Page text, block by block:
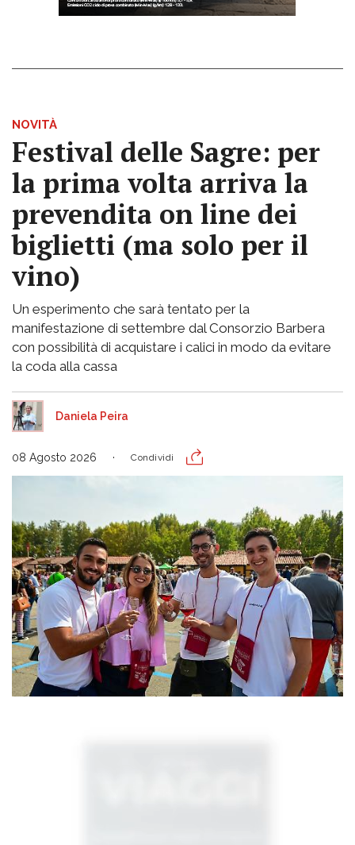
NOVITÀ
Festival delle Sagre: per
la prima volta arriva la
prevendita on line dei
biglietti (ma solo per il
vino)
Un esperimento che sarà tentato per la
manifestazione di settembre dal Consorzio Barbera
con possibilità di acquistare i calici in modo da evitare
la coda alla cassa
Daniela Peira
08 Agosto 2026 Condividi